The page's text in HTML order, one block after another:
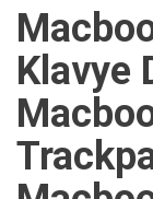
Klavye